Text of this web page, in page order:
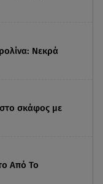
Νεκρά
σκάφος με
Από Το